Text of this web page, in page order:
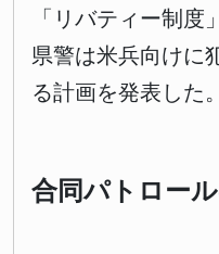
「リバティー制度
県警は米兵向けに
る計画を発表した。
合同パトロー